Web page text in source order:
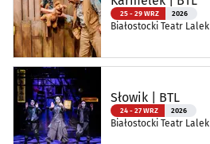
25 - 29 WRZ 2026
Białostocki Teatr Lalek
Słowik | BTL
24 - 27 WRZ 2026
Białostocki Teatr Lalek